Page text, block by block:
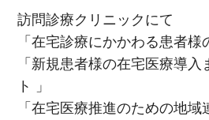
訪問診療クリニックにて
「在宅診療にかかわる患者様
「新規患者様の在宅医療導
ト 」
「在宅医療推進のための地域